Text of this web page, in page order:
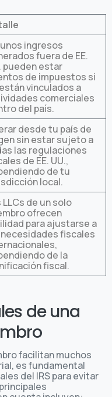
ingresos
fuera de EE.
pueden estar
de impuestos si
vinculados a
comerciales
del país.
desde tu país de
sin estar sujeto a
las regulaciones
de EE. UU.,
de tu
local.
LLCs de un solo
ofrecen
para ajustarse a
fiscales
de la
fiscal.
de una
facilitan muchos
es fundamental
del IRS para evitar